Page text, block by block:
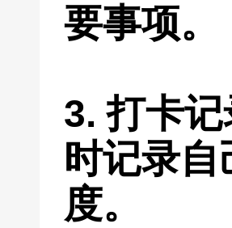
要事项。
3. 打卡
时记录
度。